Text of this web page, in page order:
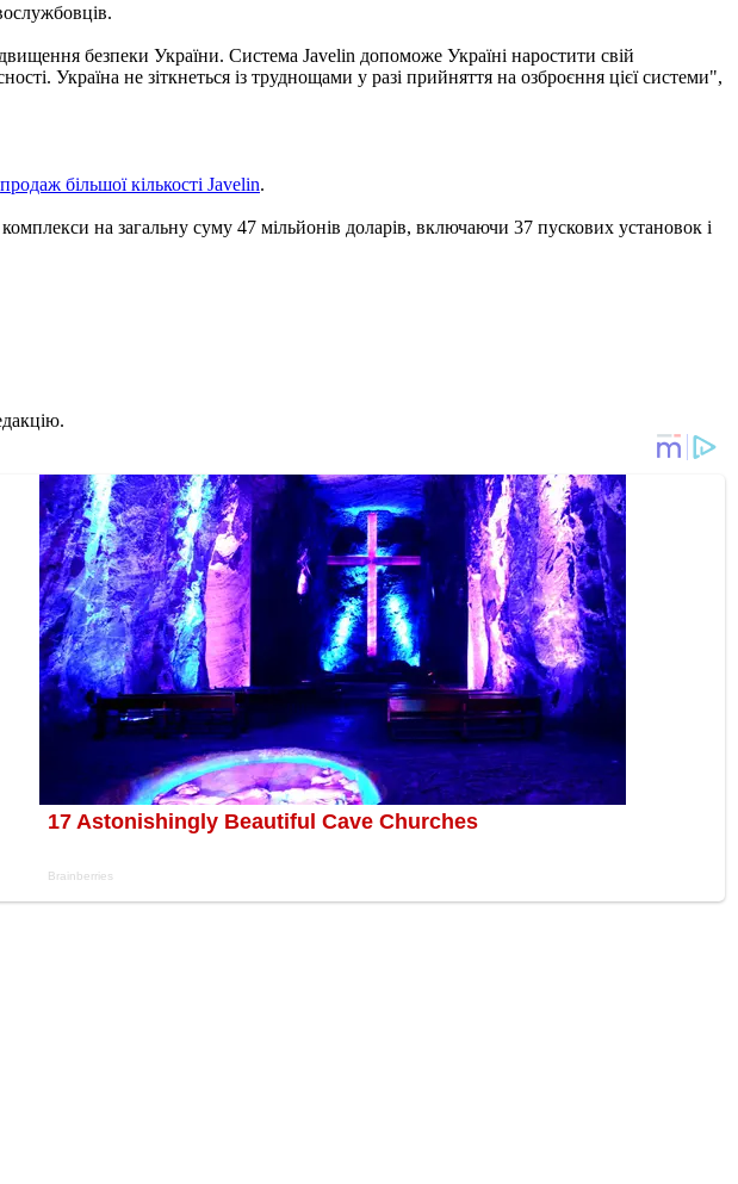
безпеки України. Система Javelin допоможе Україні наростити свій
Україна не зіткнеться із труднощами у разі прийняття на озброєння цієї системи",
продаж більшої кількості Javelin.
на загальну суму 47 мільйонів доларів, включаючи 37 пускових установок і